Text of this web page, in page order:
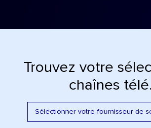
Trouvez votre
chaînes télé.
Sélectionner votre fournisseur de